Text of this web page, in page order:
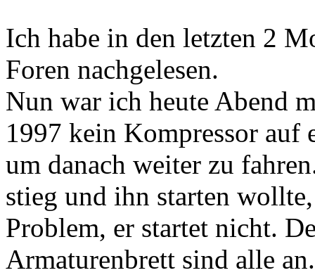
Ich habe in den letzten 2
Foren nachgelesen.
Nun war ich heute Abend
1997 kein Kompressor auf
um danach weiter zu
stieg und ihn starten
Problem, er startet nicht.
Armaturenbrett sind alle